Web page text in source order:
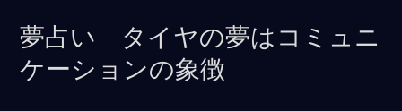
夢占い タイヤの夢はコミュニ
ケーションの象徴